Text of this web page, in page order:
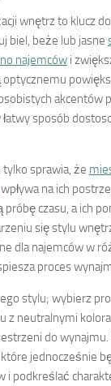
wnętrz to klucz
biel, beże lub jasne
najemców i
akcentów
sposób
sprawia, że
wpływa na ich
czasu, a ich
się stylu
dla najemców w
proces
stylu; wybierz
z neutralnymi
do
jednocześnie
podkreślać